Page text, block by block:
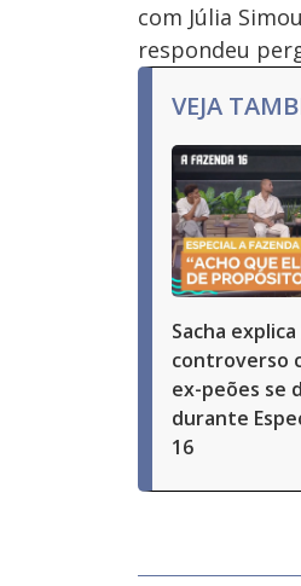
com Júlia
respondeu
VEJA
Sacha
controverso
ex-peões se
durante
16